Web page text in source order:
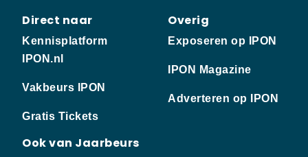
Direct naar
Kennisplatform
IPON.nl
Vakbeurs IPON
Gratis Tickets
Ook van Jaarbeurs
Overig
Exposeren op IPON
IPON Magazine
Adverteren op IPON